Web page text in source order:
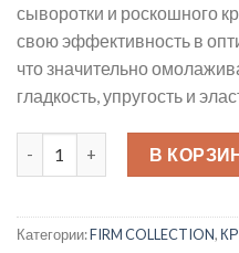
сыворотки и роскошного
свою эффективность в
что значительно
гладкость, упругость и
Количество товара
В
Категории:FIRM COLLECTION,